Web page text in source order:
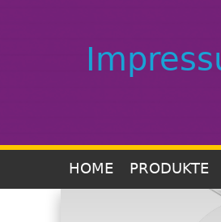
HOME PRODUKTE